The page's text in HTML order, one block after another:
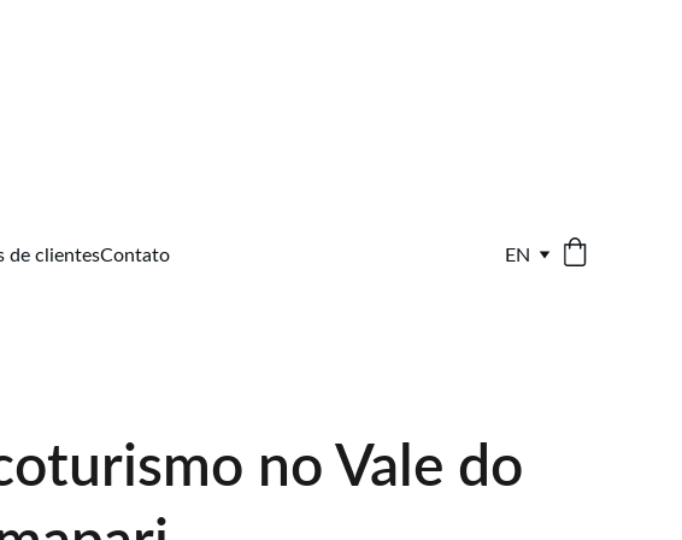
de clientesContato EN
no Vale do